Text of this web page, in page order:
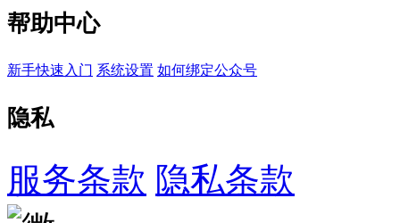
帮助中心
新手快速入门 系统设置 如何绑定公众号
隐私
服务条款 隐私条款